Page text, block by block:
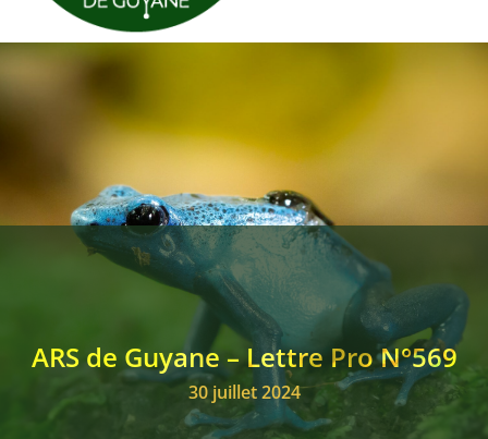
Évènements
Annonces
Club des Stratèges
Signalements
ARS de Guyane – Lettre Pro N°569
30 juillet 2024